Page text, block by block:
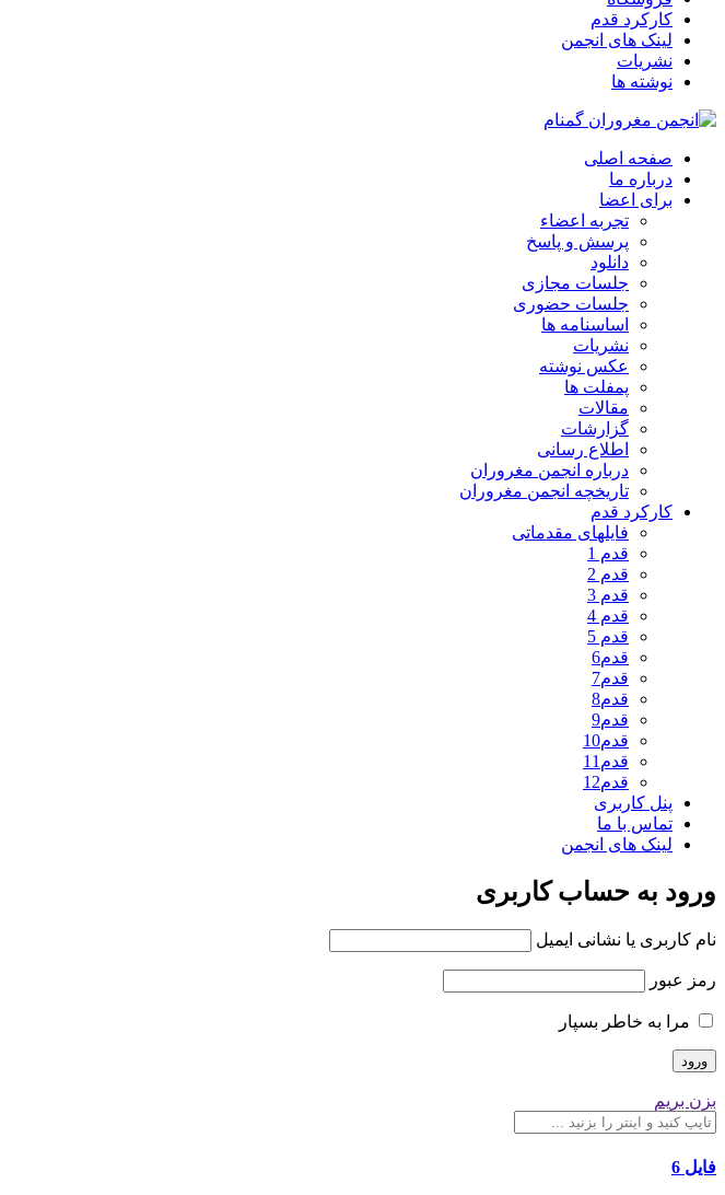
کارکرد قدم
لینک های انجمن
نشریات
نوشته ها
صفحه اصلی
درباره ما
برای اعضا
تجربه اعضاء
پرسش و پاسخ
دانلود
جلسات مجازی
جلسات حضوری
اساسنامه ها
نشریات
عکس نوشته
پمفلت ها
مقالات
گزارشات
اطلاع رسانی
درباره انجمن مغروران
تاریخچه انجمن مغروران
کارکرد قدم
فایلهای مقدماتی
قدم 1
قدم 2
قدم 3
قدم 4
قدم 5
قدم6
قدم7
قدم8
قدم9
قدم10
قدم11
قدم12
پنل کاربری
تماس با ما
لینک های انجمن
ورود به حساب کاربری
نام کاربری یا نشانی ایمیل
رمز عبور
مرا به خاطر بسپار
بزن بریم
فایل 6